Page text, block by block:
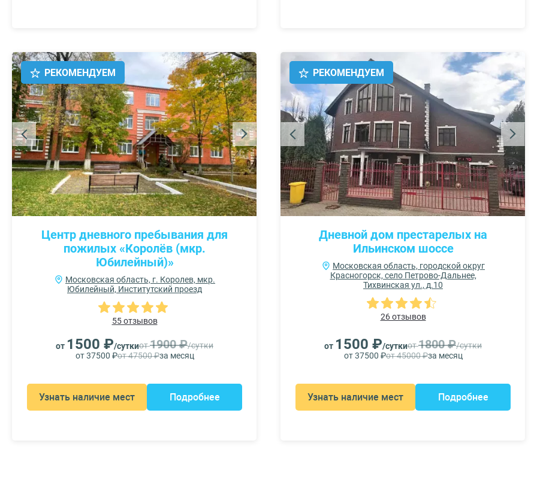
РЕКОМЕНДУЕМ
Центр дневного пребывания для
пожилых «Королёв (мкр.
Юбилейный)»
Московская область, г. Королев, мкр.
Юбилейный, Институтский проезд
55 отзывов
от 1500 ₽/суткиот1900 ₽/сутки
от 37500 ₽от 47500 ₽за месяц
Узнать наличие мест Подробнее
РЕКОМЕНДУЕМ
Дневной дом престарелых на
Ильинском шоссе
Московская область, городской округ
Красногорск, село Петрово-Дальнее,
Тихвинская ул., д.10
26 отзывов
от 1500 ₽/суткиот1800 ₽/сутки
от 37500 ₽от 45000 ₽за месяц
Узнать наличие мест Подробнее